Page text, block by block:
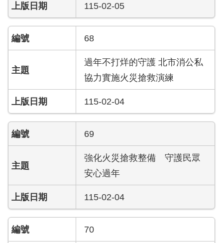
陽
光
法
專
揭
弊
保
護
專
區
個
人
資
料
115-02-05
68
過年不打烊的守護 北市消公私
協力實施火災搶救演練
115-02-04
69
強化火災搶救整備 守護民眾
安心過年
115-02-04
70